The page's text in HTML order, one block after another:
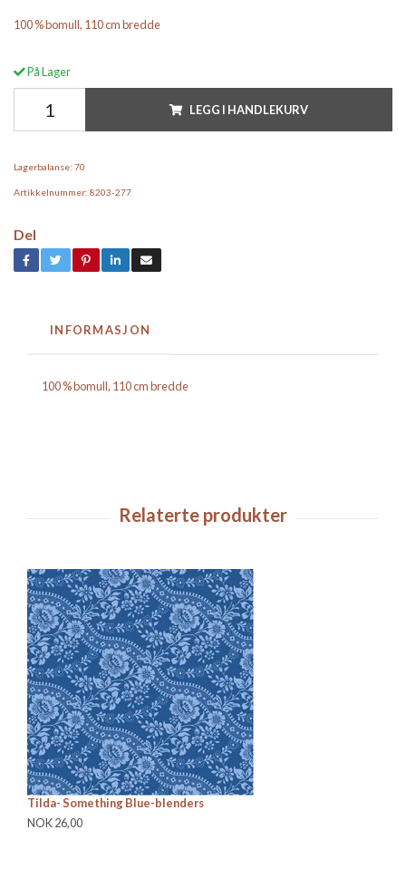
100 % bomull, 110 cm bredde
På Lager
LEGG I HANDLEKURV
Lagerbalanse: 70
Artikkelnummer: 8203-277
Del
INFORMASJON
100 % bomull, 110 cm bredde
Tilda- Something Blue-blenders
NOK 26,00